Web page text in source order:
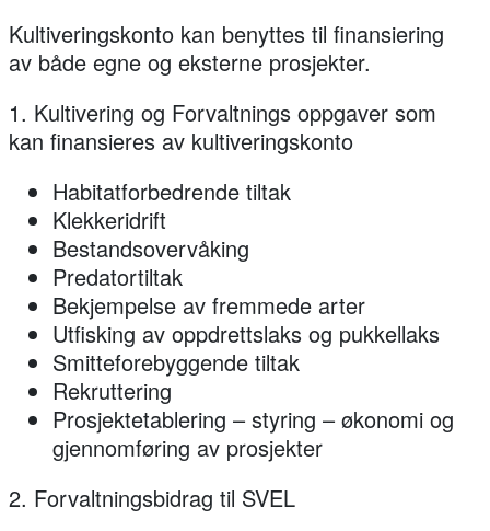
Kultiveringskonto kan benyttes til finansiering
av både egne og eksterne prosjekter.
1. Kultivering og Forvaltnings oppgaver som
kan finansieres av kultiveringskonto
Habitatforbedrende tiltak
Klekkeridrift
Bestandsovervåking
Predatortiltak
Bekjempelse av fremmede arter
Utfisking av oppdrettslaks og pukkellaks
Smitteforebyggende tiltak
Rekruttering
Prosjektetablering – styring – økonomi og
gjennomføring av prosjekter
2. Forvaltningsbidrag til SVEL